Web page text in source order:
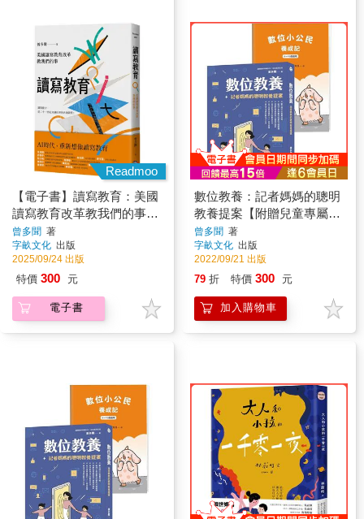
Readmoo
【電子書】讀寫教育：美國
讀寫教育改革教我們的事
（二版）
曾多聞 著
字畝文化 出版
2025/09/24 出版
特價 300 元
電子書
數位教養：記者媽媽的聰明
教養提案【附贈兒童專屬
《數位小公民養成記》】
曾多聞 著
字畝文化 出版
2022/09/21 出版
79 折 特價 300 元
加入購物車